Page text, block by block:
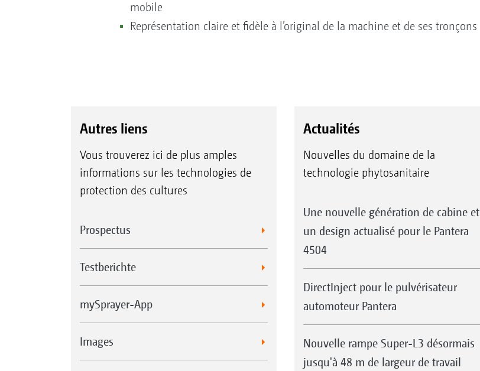
mobile
Représentation claire et fidèle à l’original de la machine et de ses tronçons
Autres liens
Vous trouverez ici de plus amples
informations sur les technologies de
protection des cultures
Prospectus
Testberichte
mySprayer-App
Images
Actualités
Nouvelles du domaine de la
technologie phytosanitaire
Une nouvelle génération de cabine et
un design actualisé pour le Pantera
4504
DirectInject pour le pulvérisateur
automoteur Pantera
Nouvelle rampe Super-L3 désormais
jusqu'à 48 m de largeur de travail